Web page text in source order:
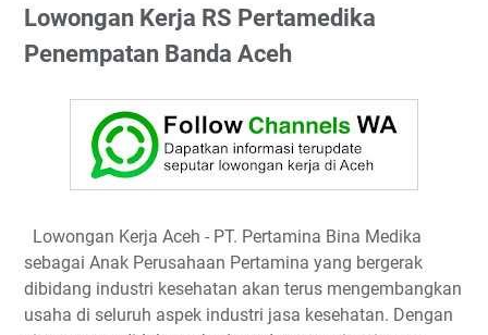
Lowongan Kerja RS Pertamedika
Penempatan Banda Aceh
Lowongan Kerja Aceh - PT. Pertamina Bina Medika
sebagai Anak Perusahaan Pertamina yang bergerak
dibidang industri kesehatan akan terus mengembangkan
usaha di seluruh aspek industri jasa kesehatan. Dengan